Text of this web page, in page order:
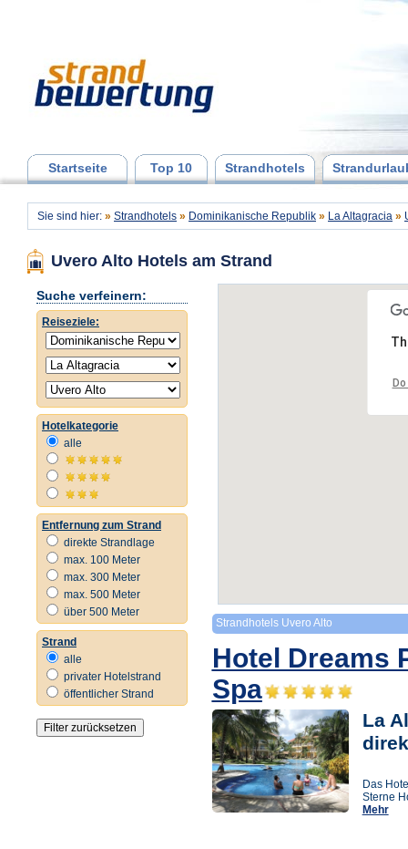
Startseite Top 10 Strandhotels
Sie sind hier: » Strandhotels » Dominikanische Republik » La Altagracia »
Uvero Alto Hotels am Strand
Suche verfeinern:
Reiseziele:
Hotelkategorie
alle
Entfernung zum Strand
direkte Strandlage
max. 100 Meter
max. 300 Meter
max. 500 Meter
über 500 Meter
Strand
alle
privater Hotelstrand
öffentlicher Strand
Strandhotels Uvero Alto
Hotel Dreams
Spa
La
Das
Sterne
Mehr